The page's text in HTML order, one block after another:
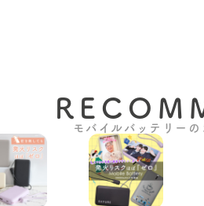
モバイルバッテリー